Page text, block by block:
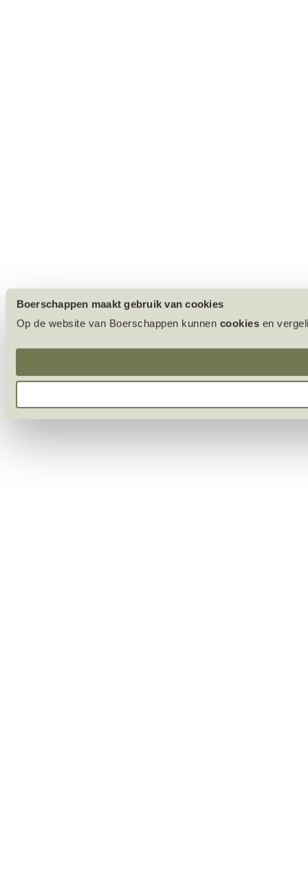
Boerschappen maakt gebruik van cookies
Op de website van Boerschappen kunnen cookies en